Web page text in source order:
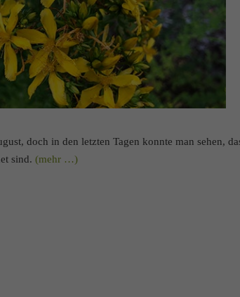
doch in den letzten Tagen konnte man sehen,
sind.(mehr …)